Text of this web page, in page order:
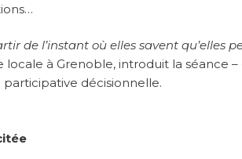
de l’instant où elles savent qu’elles
locale à Grenoble, introduit la séance
décisionnelle.